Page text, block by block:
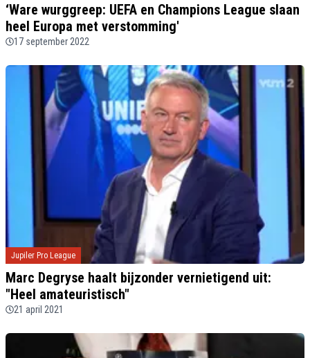
‘Ware wurggreep: UEFA en Champions League slaan
heel Europa met verstomming'
17 september 2022
Jupiler Pro League
Marc Degryse haalt bijzonder vernietigend uit:
"Heel amateuristisch"
21 april 2021